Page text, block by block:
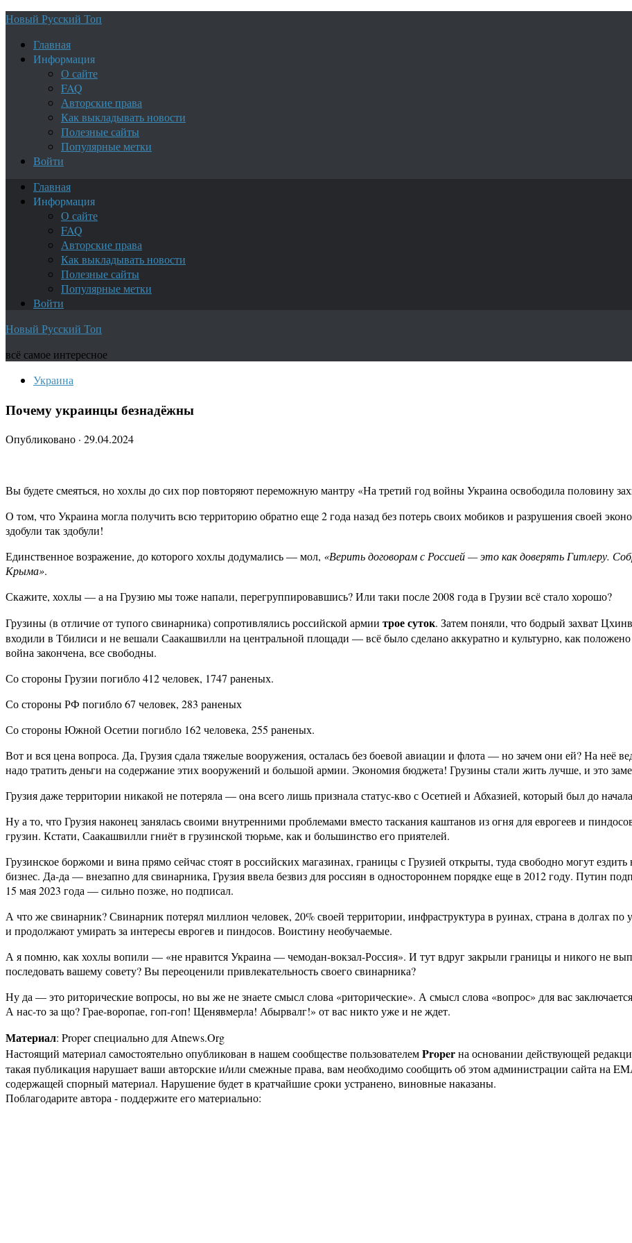
Новый Русский Топ
Главная
Информация
О сайте
FAQ
Авторские права
Как выкладывать новости
Полезные сайты
Популярные метки
Войти
Главная
Информация
О сайте
FAQ
Авторские права
Как выкладывать новости
Полезные сайты
Популярные метки
Войти
Новый Русский Топ
всё самое интересное
Украина
Почему украинцы безнадёжны
Опубликовано · 29.04.2024
Вы будете смеяться, но хохлы до сих пор повторяют переможную мантру «На третий год войны Украина освободила половину
О том, что Украина могла получить всю территорию обратно еще 2 года назад без потерь своих мобиков и разрушения своей
здобули так здобули!
Единственное возражение, до которого хохлы додумались — мол, «Верить договорам с Россией — это как доверять Гитлеру.
Крыма».
Скажите, хохлы — а на Грузию мы тоже напали, перегруппировавшись? Или таки после 2008 года в Грузии всё стало хорошо?
Грузины (в отличие от тупого свинарника) сопротивлялись российской армии трое суток. Затем поняли, что бодрый захват
входили в Тбилиси и не вешали Саакашвилли на центральной площади — всё было сделано аккуратно и культурно, как
война закончена, все свободны.
Со стороны Грузии погибло 412 человек, 1747 раненых.
Со стороны РФ погибло 67 человек, 283 раненых
Со стороны Южной Осетии погибло 162 человека, 255 раненых.
Вот и вся цена вопроса. Да, Грузия сдала тяжелые вооружения, осталась без боевой авиации и флота — но зачем они ей? На неё
надо тратить деньги на содержание этих вооружений и большой армии. Экономия бюджета! Грузины стали жить лучше, и это
Грузия даже территории никакой не потеряла — она всего лишь признала статус-кво с Осетией и Абхазией, который был до
Ну а то, что Грузия наконец занялась своими внутренними проблемами вместо таскания каштанов из огня для еврогеев и
грузин. Кстати, Саакашвилли гниёт в грузинской тюрьме, как и большинство его приятелей.
Грузинское боржоми и вина прямо сейчас стоят в российских магазинах, границы с Грузией открыты, туда свободно могут
бизнес. Да-да — внезапно для свинарника, Грузия ввела безвиз для россиян в одностороннем порядке еще в 2012 году. Путин
15 мая 2023 года — сильно позже, но подписал.
А что же свинарник? Свинарник потерял миллион человек, 20% своей территории, инфраструктура в руинах, страна в долгах
и продолжают умирать за интересы еврогев и пиндосов. Воистину необучаемые.
А я помню, как хохлы вопили — «не нравится Украина — чемодан-вокзал-Россия». И тут вдруг закрыли границы и никого не
последовать вашему совету? Вы переоценили привлекательность своего свинарника?
Ну да — это риторические вопросы, но вы же не знаете смысл слова «риторические». А смысл слова «вопрос» для вас
А нас-то за що? Грае-воропае, гоп-гоп! Щенявмерла! Абырвалг!» от вас никто уже и не ждет.
Материал: Proper специально для Atnews.Org
Настоящий материал самостоятельно опубликован в нашем сообществе пользователемProperна основании действующей
такая публикация нарушает ваши авторские и/или смежные права, вам необходимо сообщить об этом администрации сайта на
содержащей спорный материал. Нарушение будет в кратчайшие сроки устранено, виновные наказаны.
Поблагодарите автора - поддержите его материально: